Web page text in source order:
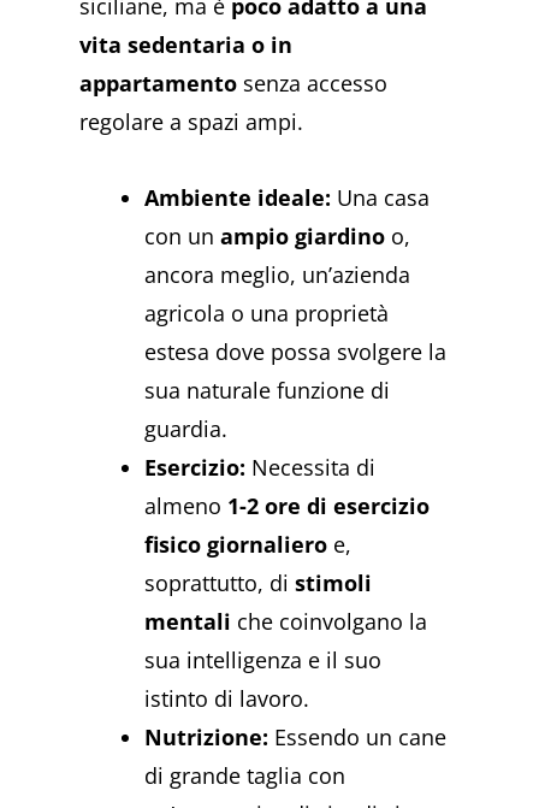
vita sedentaria o in
appartamento senza accesso
regolare a spazi ampi.
Ambiente ideale: Una casa
con unampio giardino o,
ancora meglio, un’azienda
agricola o una proprietà
estesa dove possa svolgere la
sua naturale funzione di
guardia.
Esercizio: Necessita di
almeno 1-2 ore di esercizio
fisico giornaliero e,
soprattutto, distimoli
mentali che coinvolgano la
sua intelligenza e il suo
istinto di lavoro.
Nutrizione: Essendo un cane
di grande taglia con